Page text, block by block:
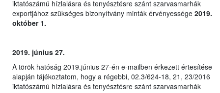
iktatószámú hízlalásra és tenyésztésre szánt szarvasmarhák
exportjához szükséges bizonyítvány minták érvényessége 2019.
október 1.
2019. június 27.
A török hatóság 2019.június 27-én e-mailben érkezett értesítése
alapján tájékoztatom, hogy a régebbi, 02.3/624-18, 21, 23/2016
iktatószámú hízlalásra és tenyésztésre szánt szarvasmarhák